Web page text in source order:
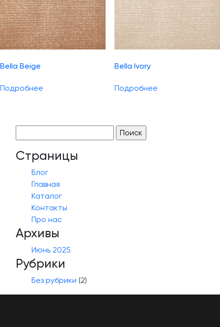
Bella Beige
Подробнее
Bella Ivory
Подробнее
Страницы
Блог
Главная
Каталог
Контакты
Про нас
Архивы
Июнь 2025
Рубрики
Без рубрики (2)